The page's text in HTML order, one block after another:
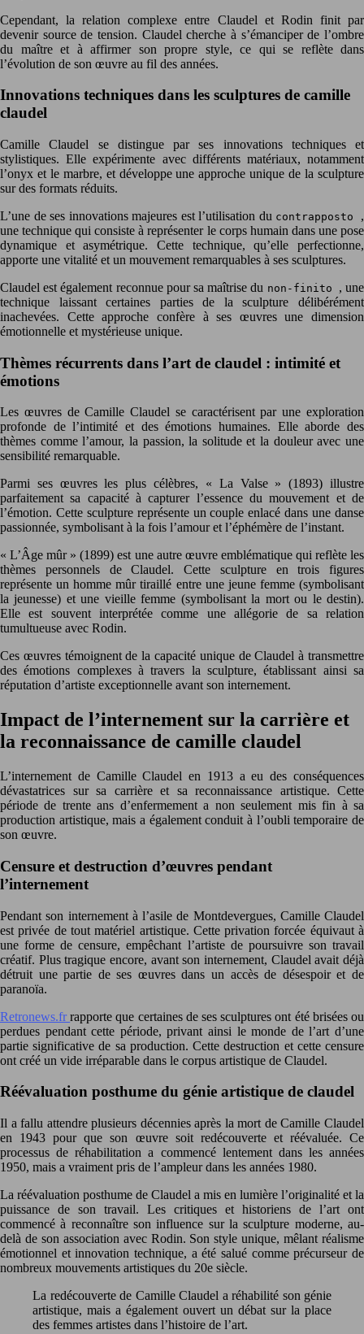
Cependant, la relation complexe entre Claudel et Rodin finit par
devenir source de tension. Claudel cherche à s’émanciper de l’ombre
du maître et à affirmer son propre style, ce qui se reflète dans
l’évolution de son œuvre au fil des années.
Innovations techniques dans les sculptures de camille
claudel
Camille Claudel se distingue par ses innovations techniques et
stylistiques. Elle expérimente avec différents matériaux, notamment
l’onyx et le marbre, et développe une approche unique de la sculpture
sur des formats réduits.
L’une de ses innovations majeures est l’utilisation du contrapposto ,
une technique qui consiste à représenter le corps humain dans une pose
dynamique et asymétrique. Cette technique, qu’elle perfectionne,
apporte une vitalité et un mouvement remarquables à ses sculptures.
Claudel est également reconnue pour sa maîtrise du non-finito , une
technique laissant certaines parties de la sculpture délibérément
inachevées. Cette approche confère à ses œuvres une dimension
émotionnelle et mystérieuse unique.
Thèmes récurrents dans l’art de claudel : intimité et
émotions
Les œuvres de Camille Claudel se caractérisent par une exploration
profonde de l’intimité et des émotions humaines. Elle aborde des
thèmes comme l’amour, la passion, la solitude et la douleur avec une
sensibilité remarquable.
Parmi ses œuvres les plus célèbres, « La Valse » (1893) illustre
parfaitement sa capacité à capturer l’essence du mouvement et de
l’émotion. Cette sculpture représente un couple enlacé dans une danse
passionnée, symbolisant à la fois l’amour et l’éphémère de l’instant.
« L’Âge mûr » (1899) est une autre œuvre emblématique qui reflète les
thèmes personnels de Claudel. Cette sculpture en trois figures
représente un homme mûr tiraillé entre une jeune femme (symbolisant
la jeunesse) et une vieille femme (symbolisant la mort ou le destin).
Elle est souvent interprétée comme une allégorie de sa relation
tumultueuse avec Rodin.
Ces œuvres témoignent de la capacité unique de Claudel à transmettre
des émotions complexes à travers la sculpture, établissant ainsi sa
réputation d’artiste exceptionnelle avant son internement.
Impact de l’internement sur la carrière et
la reconnaissance de camille claudel
L’internement de Camille Claudel en 1913 a eu des conséquences
dévastatrices sur sa carrière et sa reconnaissance artistique. Cette
période de trente ans d’enfermement a non seulement mis fin à sa
production artistique, mais a également conduit à l’oubli temporaire de
son œuvre.
Censure et destruction d’œuvres pendant
l’internement
Pendant son internement à l’asile de Montdevergues, Camille Claudel
est privée de tout matériel artistique. Cette privation forcée équivaut à
une forme de censure, empêchant l’artiste de poursuivre son travail
créatif. Plus tragique encore, avant son internement, Claudel avait déjà
détruit une partie de ses œuvres dans un accès de désespoir et de
paranoïa.
Retronews.frrapporte que certaines de ses sculptures ont été brisées ou
perdues pendant cette période, privant ainsi le monde de l’art d’une
partie significative de sa production. Cette destruction et cette censure
ont créé un vide irréparable dans le corpus artistique de Claudel.
Réévaluation posthume du génie artistique de claudel
Il a fallu attendre plusieurs décennies après la mort de Camille Claudel
en 1943 pour que son œuvre soit redécouverte et réévaluée. Ce
processus de réhabilitation a commencé lentement dans les années
1950, mais a vraiment pris de l’ampleur dans les années 1980.
La réévaluation posthume de Claudel a mis en lumière l’originalité et la
puissance de son travail. Les critiques et historiens de l’art ont
commencé à reconnaître son influence sur la sculpture moderne, au-
delà de son association avec Rodin. Son style unique, mêlant réalisme
émotionnel et innovation technique, a été salué comme précurseur de
nombreux mouvements artistiques du 20e siècle.
La redécouverte de Camille Claudel a réhabilité son génie
artistique, mais a également ouvert un débat sur la place
des femmes artistes dans l’histoire de l’art.